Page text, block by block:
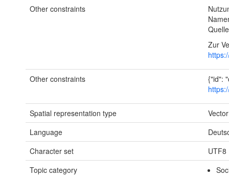
Other constraints
Zur
Other constraints
{"id":
Spatial representation type
Vector
Language
Character set
UTF8
Topic category